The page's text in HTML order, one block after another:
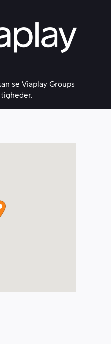
se Viaplay Groups